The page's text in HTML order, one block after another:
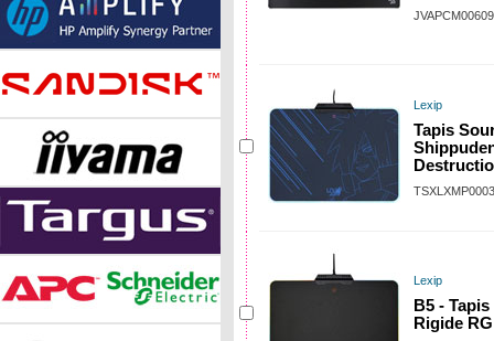
JVAPCM00609
Lexip
Tapis
TSXLXMP0003
Lexip
B5 -
Rigide